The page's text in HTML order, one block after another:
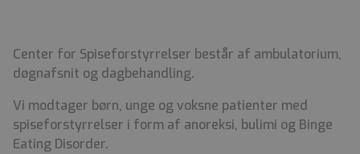
Center for Spiseforstyrrelser består af ambulatorium,
døgnafsnit og dagbehandling.
Vi modtager børn, unge og voksne patienter med
spiseforstyrrelser i form af anoreksi, bulimi og Binge
Eating Disorder.